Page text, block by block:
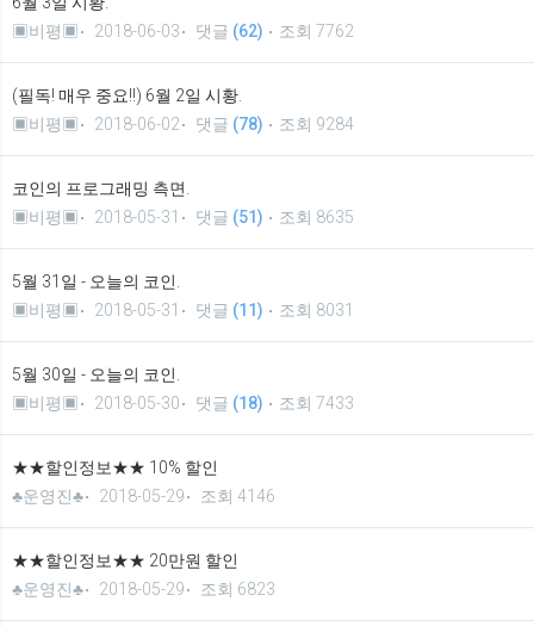
▣비평▣
2018-06-03 댓글 (62) 조회 7762
(필독! 매우 중요!!) 6월 2일 시황.
▣비평▣
2018-06-02 댓글 (78) 조회 9284
코인의 프로그래밍 측면.
▣비평▣
2018-05-31 댓글 (51) 조회 8635
5월 31일 - 오늘의 코인.
▣비평▣
2018-05-31 댓글 (11) 조회 8031
5월 30일 - 오늘의 코인.
▣비평▣
2018-05-30 댓글 (18) 조회 7433
★★할인정보★★ 10% 할인
♣운영진♣
2018-05-29 조회 4146
★★할인정보★★ 20만원 할인
♣운영진♣
2018-05-29 조회 6823